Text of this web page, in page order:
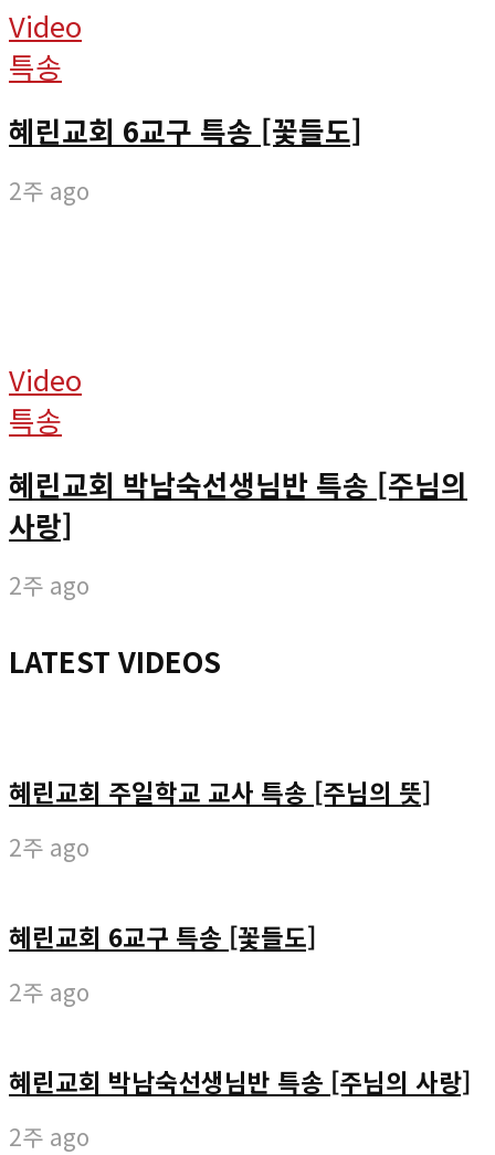
Video
특송
혜린교회 6교구 특송 [꽃들도]
2주 ago
Video
특송
혜린교회 박남숙선생님반 특송 [주님의
사랑]
2주 ago
LATEST VIDEOS
혜린교회 주일학교 교사 특송 [주님의 뜻]
2주 ago
혜린교회 6교구 특송 [꽃들도]
2주 ago
혜린교회 박남숙선생님반 특송 [주님의 사랑]
2주 ago